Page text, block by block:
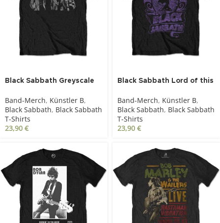
Black Sabbath Greyscale
Band-Merch, Künstler B,
Black Sabbath, Black Sabbath
T-Shirts
23,90 €
Black Sabbath Lord of this
Band-Merch, Künstler B,
Black Sabbath, Black Sabbath
T-Shirts
23,90 €